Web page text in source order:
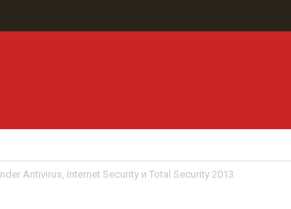
Antivirus, Internet Security и Total Security 2013